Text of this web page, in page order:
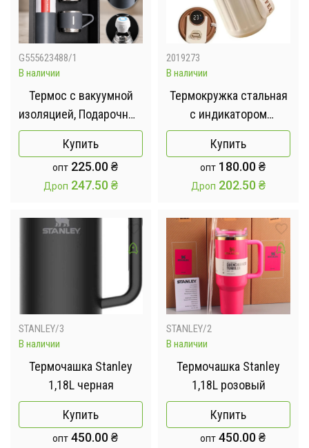
G555623488/1
В наличии
Термос с вакуумной
изоляцией, Подарочный
набор с 3 чашкам 500
мл Серый
Купить
опт 225.00₴
Дроп 247.50₴
2019273
В наличии
Термокружка стальная
с индикатором
температуры 380мл
Купить
опт 180.00₴
Дроп 202.50₴
STANLEY/3
В наличии
Термочашка Stanley
1,18L черная
Купить
опт 450.00₴
STANLEY/2
В наличии
Термочашка Stanley
1,18L розовый
Купить
опт 450.00₴